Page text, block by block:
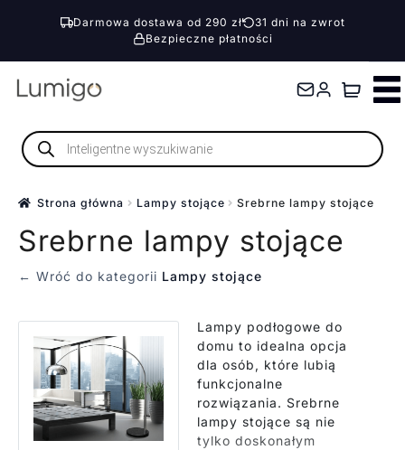
Darmowa dostawa od 290 zł
31 dni na zwrot
Bezpieczne płatności
Przejdź
nawigacji
Przejdź
treściWyszukiwarka
produktów
Strona główna Lampy stojące Srebrne lampy stojące
Srebrne lampy stojące
← Wróć do kategorii Lampy stojące
Lampy podłogowe do
domu to idealna opcja
dla osób, które lubią
funkcjonalne
rozwiązania. Srebrne
lampy stojące są nie
tylko doskonałym